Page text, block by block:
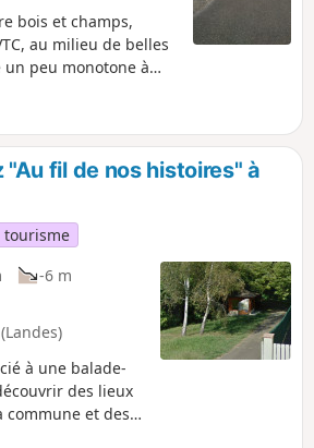
bois et champs,
au milieu de belles
peu monotone à
fil de nos histoires" à
tourisme
-6 m
à une balade-
des lieux
et des